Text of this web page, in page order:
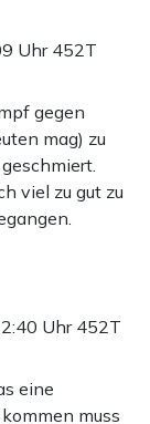
Uhr 452T
gegen
mag) zu
viel zu gut zu
Uhr 452T
eine
muss